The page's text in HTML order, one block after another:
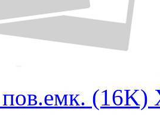
(16K)